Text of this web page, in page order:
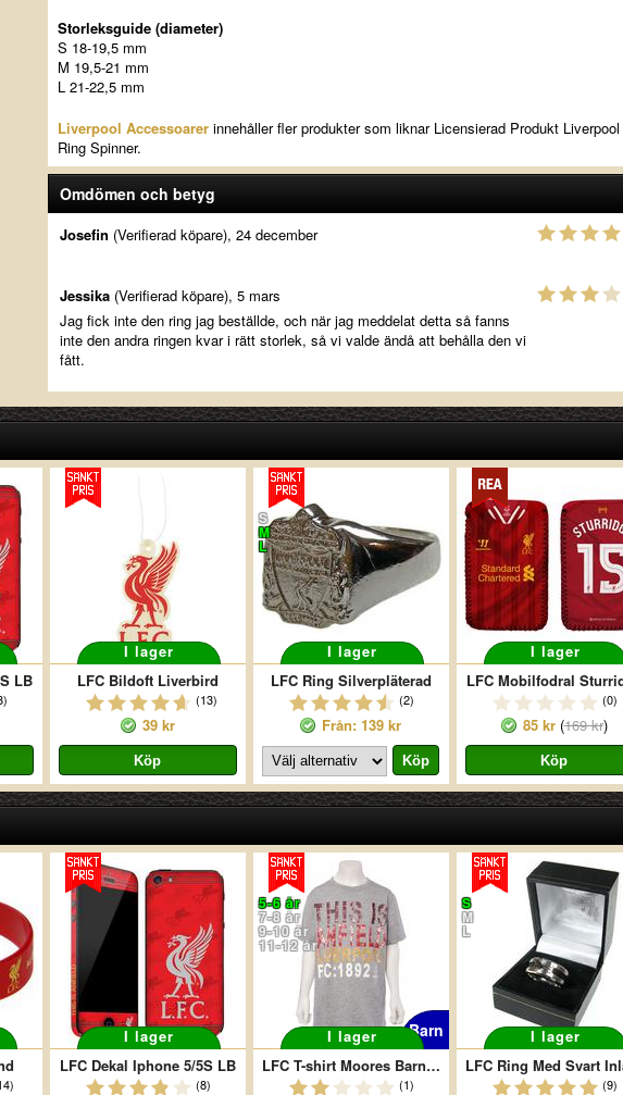
Storleksguide (diameter)
S 18-19,5 mm
M 19,5-21 mm
L 21-22,5 mm
Liverpool Accessoarerinnehåller fler produkter som liknar Licensierad Produkt Liverpool
Ring Spinner.
Omdömen och betyg
Josefin (Verifierad köpare), 24 december
Jessika(Verifierad köpare), 5 mars
Jag fick inte den ring jag beställde, och när jag meddelat detta så fanns
inte den andra ringen kvar i rätt storlek, så vi valde ändå att behålla den vi
fått.
LB
I lager
LFC Bildoft Liverbird
(13)
39 kr
S
M
L
I lager
LFC Ring Silverpläterad
(2)
Från: 139 kr
I lager
LFC Mobilfodral
(0)
85 kr(169 kr)
I lager
LFC Dekal Iphone 5/5S LB
(8)
5-6 år
7-8 år
9-10 år
11-12 år
I lager Barn
LFC T-shirt Moores Barn Grå
(1)
S
M
L
I lager
(9)